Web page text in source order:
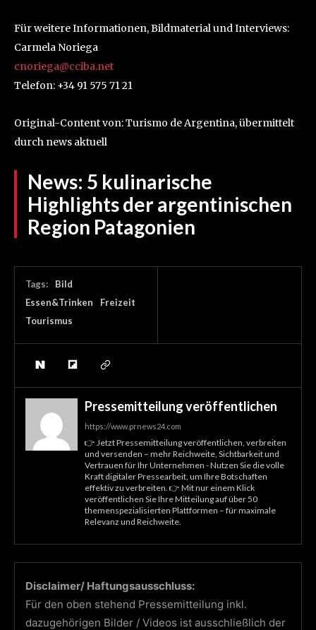
Für weitere Informationen, Bildmaterial und Interviews:
Carmela Noriega
cnoriega@cciba.net
Telefon: +34 91 575 71 21
Original-Content von: Turismo de Argentina, übermittelt
durch news aktuell
News: 5 kulinarische
Highlights der argentinischen
Region Patagonien
Tags:
Bild
Essen&Trinken
Freizeit
Tourismus
Pressemitteilung veröffentlichen
https://www.prnews24.com
👉 Jetzt Pressemitteilung veröffentlichen, verbreiten
und versenden – mehr Reichweite, Sichtbarkeit und
Vertrauen für Ihr Unternehmen - Nutzen Sie die volle
Kraft digitaler Pressearbeit, um Ihre Botschaften
effektiv zu verbreiten. 👉 Mit nur einem Klick
veröffentlichen Sie Ihre Mitteilung auf über 50
themenspezialisierten Plattformen – für maximale
Relevanz und Reichweite.
Disclaimer/ Haftungsausschluss:
Für den oben stehend Pressemitteilung inkl.
dazugehörigen Bilder / Videos ist ausschließlich der